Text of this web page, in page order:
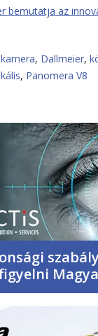
bemutatja az
, Dallmeier,
, Panomera V8